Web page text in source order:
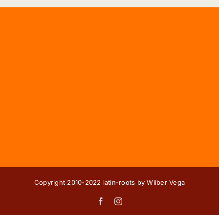
Copyright 2010-2022 latin-roots by Wilber Vega
FacebookInstagram